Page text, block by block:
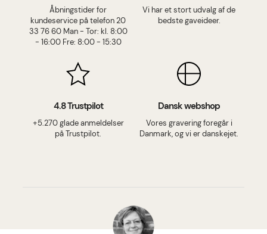
Åbningstider for
kundeservice på telefon 20
33 76 60 Man - Tor: kl. 8:00
- 16:00 Fre: 8:00 - 15:30
Vi har et stort udvalg af de
bedste gaveideer.
4.8 Trustpilot
+5.270 glade anmeldelser
på Trustpilot.
Dansk webshop
Vores gravering foregår i
Danmark, og vi er danskejet.